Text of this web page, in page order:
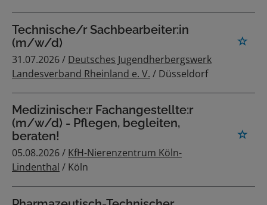
Technische/r Sachbearbeiter:in
(m/w/d)
31.07.2026 / Deutsches Jugendherbergswerk
Landesverband Rheinland e. V. / Düsseldorf
Medizinische:r Fachangestellte:r
(m/w/d) - Pflegen, begleiten,
beraten!
05.08.2026 / KfH-Nierenzentrum Köln-
Lindenthal / Köln